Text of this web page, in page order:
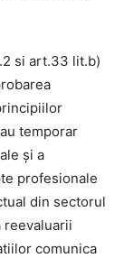
si art.33 lit.b)
temporar
şi a
profesionale
din sectorul
reevaluarii
comunica